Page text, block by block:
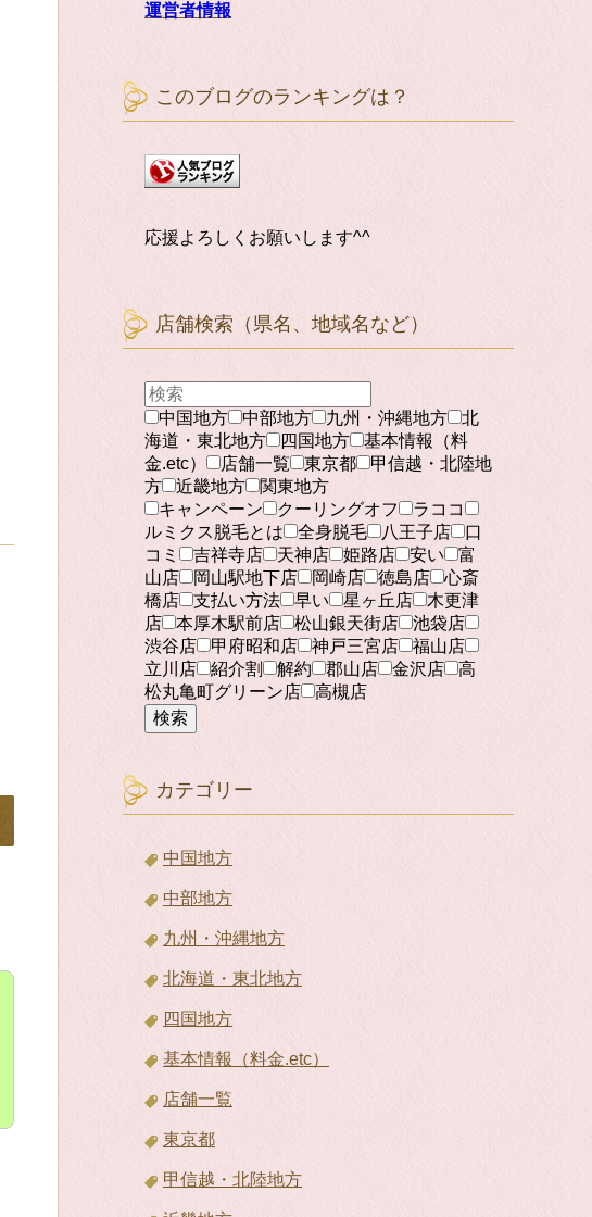
運営者情報
このブログのランキングは？
応援よろしくお願いします^^
店舗検索（県名、地域名など）
中国地方 中部地方 九州・沖縄地方
北
海道・東北地方
四国地方
基本情報（料
金.etc）
店舗一覧 東京都
甲信越・北陸地
方
近畿地方
関東地方
キャンペーン
クーリングオフ
ラココ
ルミクス脱毛とは
全身脱毛 八王子店
口
コミ
吉祥寺店 天神店 姫路店 安い
富
山店
岡山駅地下店 岡崎店 徳島店
心斎
橋店
支払い方法 早い 星ヶ丘店
木更津
店
本厚木駅前店 松山銀天街店
池袋店
渋谷店
甲府昭和店 神戸三宮店
福山店
立川店
紹介割 解約 郡山店 金沢店
高
松丸亀町グリーン店
高槻店
検索
カテゴリー
中国地方
中部地方
九州・沖縄地方
北海道・東北地方
四国地方
基本情報（料金.etc）
店舗一覧
東京都
甲信越・北陸地方